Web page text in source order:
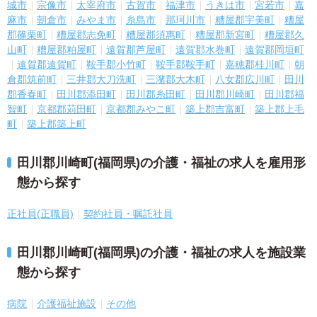
城市 宗像市 太宰府市 古賀市 福津市 うきは市 宮若市
嘉
麻市
朝倉市 みやま市 糸島市 那珂川市 糟屋郡宇美町
糟屋
郡篠栗町
糟屋郡志免町 糟屋郡須惠町 糟屋郡新宮町
糟屋郡久
山町
糟屋郡粕屋町 遠賀郡芦屋町 遠賀郡水巻町
遠賀郡岡垣町
遠賀郡遠賀町
鞍手郡小竹町 鞍手郡鞍手町 嘉穂郡桂川町
朝
倉郡筑前町
三井郡大刀洗町 三潴郡大木町 八女郡広川町
田川
郡香春町
田川郡添田町 田川郡糸田町 田川郡川崎町
田川郡福
智町
京都郡苅田町 京都郡みやこ町 築上郡吉富町
築上郡上毛
町
築上郡築上町
田川郡川崎町(福岡県)の介護・福祉の求人を雇用形
態から探す
正社員(正職員) 契約社員・嘱託社員
田川郡川崎町(福岡県)の介護・福祉の求人を施設業
態から探す
病院 介護福祉施設 その他